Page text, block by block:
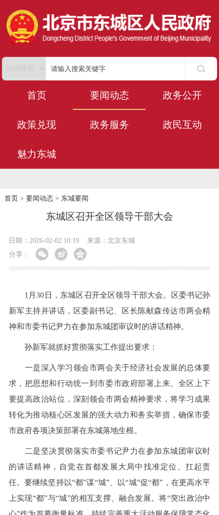
首页 要闻动态 政务公开
政策兑现 政务服务 政民互动
魅力东城
首页 > 要闻动态> 东城要闻
东城区召开全区领导干部大会
日期：2026-02-02 10:19
来源：北京东城
分享：
1月30日，东城区召开全区领导干部大会。区委书记孙
新军主持并讲话，区委副书记、区长陈献森传达市两会精
神和市委书记尹力在参加东城团审议时的讲话精神。
孙新军就抓好贯彻落实工作提出要求：
一是深入学习领会市两会关于经济社会发展的总体要
求，把思想和行动统一到市委市政府部署上来。全区上下
要提高政治站位，深刻领会市两会精神要求，将学习成果
转化为推动核心区发展的强大动力和务实举措，确保市委
市政府各项决策部署在东城落地生根。
二是坚决贯彻落实市委书记尹力在参加东城团审议时
的讲话精神，自觉在首都发展大局中找准定位、扛起责
任。要继续坚持以“都”谋“城”、以“城”促“都”，在更高水平
上实现“都”与“城”的相互支撑、融合发展。将“突出政治中